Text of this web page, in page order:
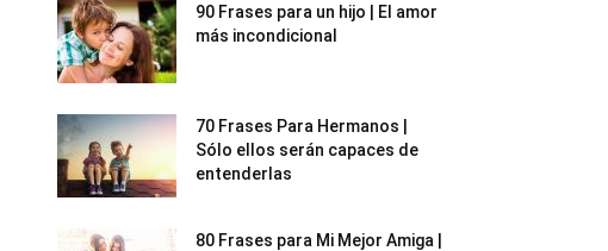
90 Frases para un hijo | El amor
más incondicional
70 Frases Para Hermanos |
Sólo ellos serán capaces de
entenderlas
80 Frases para Mi Mejor Amiga |